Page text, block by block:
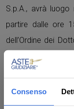
Consenso
S.p.A., avrà
partire dalle ore
dell’Ordine dei
Esperti Contabili
l’incontro il Dott.
della
Mantova.